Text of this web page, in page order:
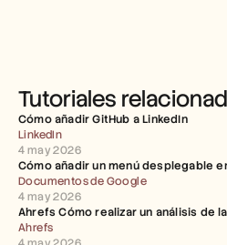
Tutoriales
Cómo añadir GitHub a LinkedIn
LinkedIn
4 may 2026
Cómo añadir un menú desplegable
Documentos de Google
4 may 2026
Ahrefs Cómo realizar un análisis de
Ahrefs